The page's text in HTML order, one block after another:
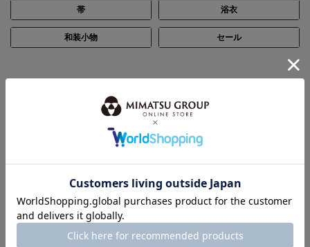
帯 浴衣
和装小物 セール
シーン別で探す
結婚式・披露宴
お通夜・お葬式 デイリー
成人式
街歩き 慶事